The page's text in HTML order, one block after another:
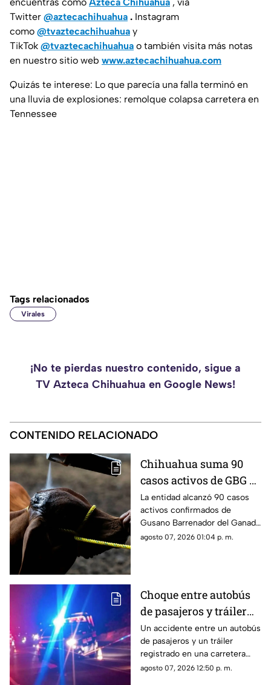
Twitter @aztecachihuahua . Instagram
como @tvaztecachihuahua y
TikTok @tvaztecachihuahua o también visita más notas
en nuestro sitio web www.aztecachihuahua.com
Quizás te interese: Lo que parecía una falla terminó en
una lluvia de explosiones: remolque colapsa carretera en
Tennessee
Tags relacionados
Virales
¡No te pierdas nuestro contenido, sigue a
TV Azteca Chihuahua en Google News!
CONTENIDO RELACIONADO
Chihuahua suma 90
casos activos de GBG y
se mantiene entre los
estados con mayor
registro nacional
La entidad alcanzó 90 casos
activos confirmados de
Gusano Barrenador del Ganado
(GBG), con presencia en
agosto 07, 2026 01:04 p. m.
Choque entre autobús
de pasajeros y tráiler
deja 10 lesionados en
carretera cercana a
Camargo; conductor
huyó del lugar
Un accidente entre un autobús
de pasajeros y un tráiler
registrado en una carretera
cercana a Camargo dejó al
agosto 07, 2026 12:50 p. m.